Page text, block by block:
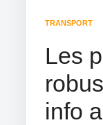
TRANSPORT
Les
info